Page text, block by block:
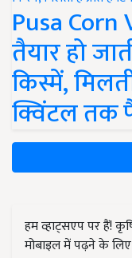
Pusa
तैयार हो
किस्में,
क्विंटल तक
हम व्हाट्सएप पर हैं!
मोबाइल में पढ़ने के